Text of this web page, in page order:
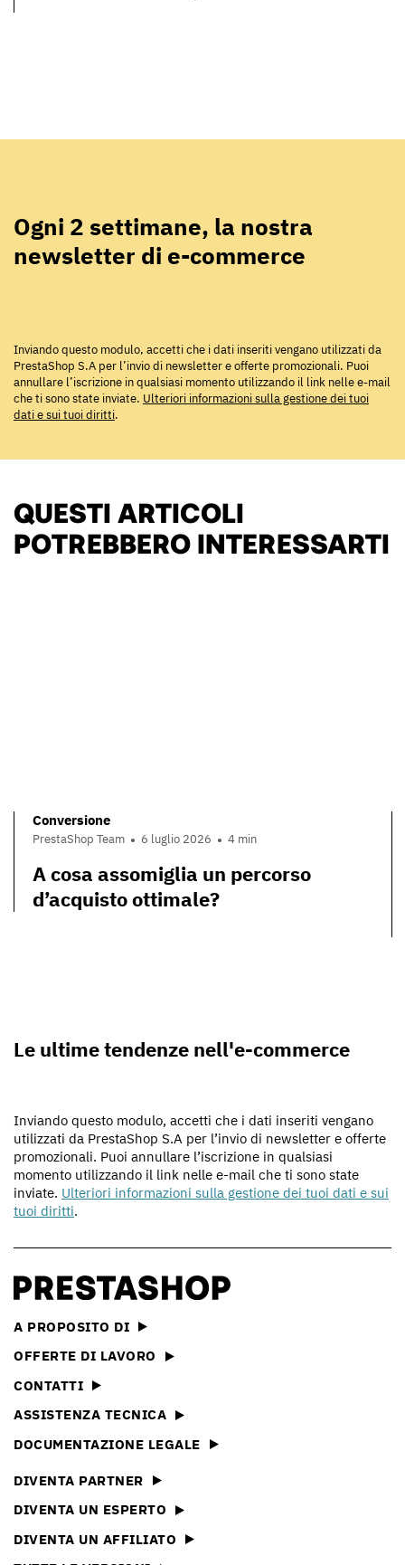
Ogni 2 settimane, la nostra
newsletter di e-commerce
Inviando questo modulo, accetti che i dati inseriti vengano utilizzati da
PrestaShop S.A per l’invio di newsletter e offerte promozionali. Puoi
annullare l’iscrizione in qualsiasi momento utilizzando il link nelle e-mail
che ti sono state inviate. Ulteriori informazioni sulla gestione dei tuoi
dati e sui tuoi diritti.
QUESTI ARTICOLI
POTREBBERO INTERESSARTI
Conversione
PrestaShop Team 6 luglio 2026 4 min
A cosa assomiglia un percorso
d’acquisto ottimale?
Le ultime tendenze nell'e-commerce
Inviando questo modulo, accetti che i dati inseriti vengano
utilizzati da PrestaShop S.A per l’invio di newsletter e offerte
promozionali. Puoi annullare l’iscrizione in qualsiasi
momento utilizzando il link nelle e-mail che ti sono state
inviate. Ulteriori informazioni sulla gestione dei tuoi dati e sui
tuoi diritti.
A PROPOSITO DI
OFFERTE DI LAVORO
CONTATTI
ASSISTENZA TECNICA
DOCUMENTAZIONE LEGALE
DIVENTA PARTNER
DIVENTA UN ESPERTO
DIVENTA UN AFFILIATO